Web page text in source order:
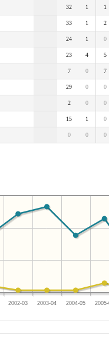
32 1 1
33 1 2
24 1 0
23 4 5
7 0 7
29 0 0
2 0 0
15 1 0
0 0 0
2002-03 2003-04 2004-05